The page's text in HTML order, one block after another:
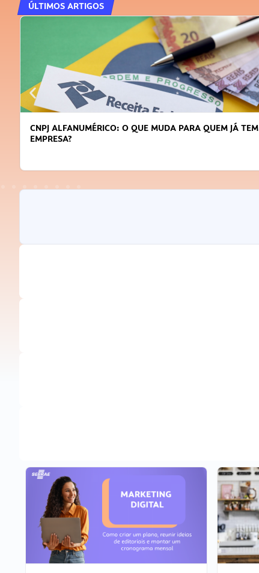
ÚLTIMOS ARTIGOS
CNPJ ALFANUMÉRICO: O QUE MUDA PARA QUEM JÁ TEM
EMPRESA?